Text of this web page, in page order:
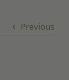
Previous